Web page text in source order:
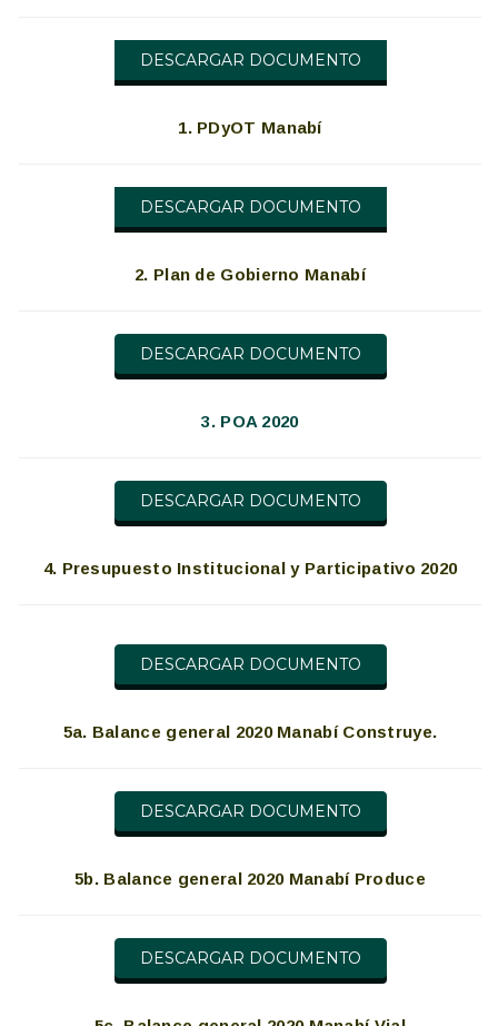
DESCARGAR DOCUMENTO
1. PDyOT Manabí
DESCARGAR DOCUMENTO
2. Plan de Gobierno Manabí
DESCARGAR DOCUMENTO
3. POA 2020
DESCARGAR DOCUMENTO
4. Presupuesto Institucional y Participativo 2020
DESCARGAR DOCUMENTO
5a. Balance general 2020 Manabí Construye.
DESCARGAR DOCUMENTO
5b. Balance general 2020 Manabí Produce
DESCARGAR DOCUMENTO